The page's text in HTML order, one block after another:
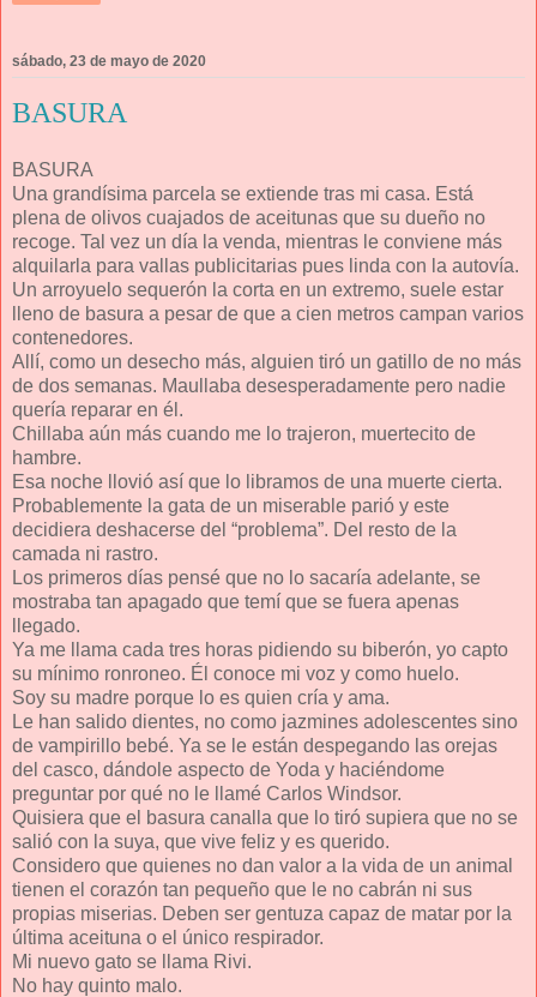
sábado, 23 de mayo de 2020
BASURA
BASURA
Una grandísima parcela se extiende tras mi casa. Está
plena de olivos cuajados de aceitunas que su dueño no
recoge. Tal vez un día la venda, mientras le conviene más
alquilarla para vallas publicitarias pues linda con la autovía.
Un arroyuelo sequerón la corta en un extremo, suele estar
lleno de basura a pesar de que a cien metros campan varios
contenedores.
Allí, como un desecho más, alguien tiró un gatillo de no más
de dos semanas. Maullaba desesperadamente pero nadie
quería reparar en él.
Chillaba aún más cuando me lo trajeron, muertecito de
hambre.
Esa noche llovió así que lo libramos de una muerte cierta.
Probablemente la gata de un miserable parió y este
decidiera deshacerse del “problema”. Del resto de la
camada ni rastro.
Los primeros días pensé que no lo sacaría adelante, se
mostraba tan apagado que temí que se fuera apenas
llegado.
Ya me llama cada tres horas pidiendo su biberón, yo capto
su mínimo ronroneo. Él conoce mi voz y como huelo.
Soy su madre porque lo es quien cría y ama.
Le han salido dientes, no como jazmines adolescentes sino
de vampirillo bebé. Ya se le están despegando las orejas
del casco, dándole aspecto de Yoda y haciéndome
preguntar por qué no le llamé Carlos Windsor.
Quisiera que el basura canalla que lo tiró supiera que no se
salió con la suya, que vive feliz y es querido.
Considero que quienes no dan valor a la vida de un animal
tienen el corazón tan pequeño que le no cabrán ni sus
propias miserias. Deben ser gentuza capaz de matar por la
última aceituna o el único respirador.
Mi nuevo gato se llama Rivi.
No hay quinto malo.